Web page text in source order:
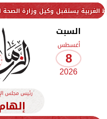
وكيل وزارة الصحة الجديدة
السبت
أغسطس
8
2026
رئيس مجلس